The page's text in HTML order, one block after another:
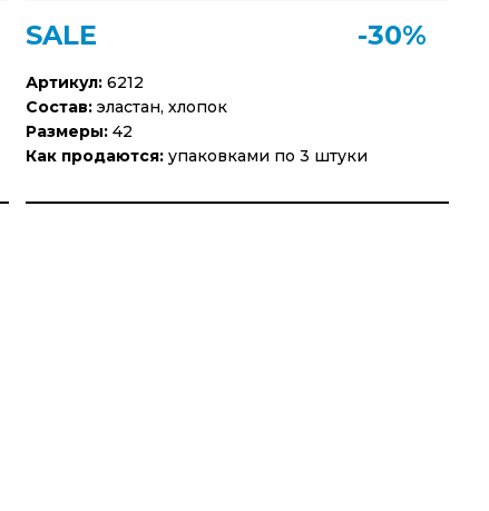
SALE -30%
Артикул: 6212
Состав: эластан, хлопок
Размеры: 42
Как продаются: упаковками по 3 штуки